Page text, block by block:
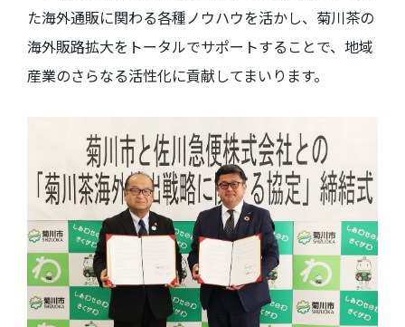
た海外通販に関わる各種ノウハウを活かし、菊川茶の
海外販路拡大をトータルでサポートすることで、地域
産業のさらなる活性化に貢献してまいります。